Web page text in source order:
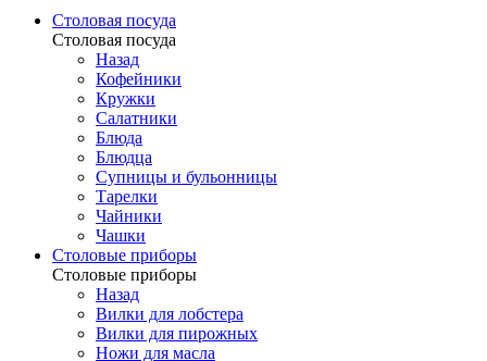
Столовая посуда
Столовая посуда
Назад
Кофейники
Кружки
Салатники
Блюда
Блюдца
Супницы и бульонницы
Тарелки
Чайники
Чашки
Cтоловые приборы
Cтоловые приборы
Назад
Вилки для лобстера
Вилки для пирожных
Ножи для масла